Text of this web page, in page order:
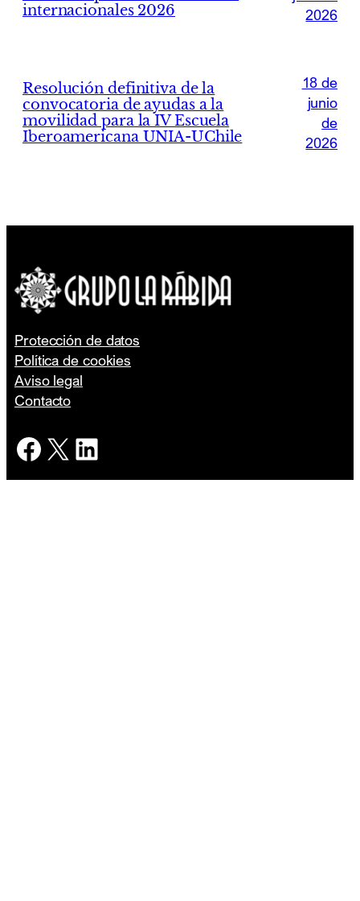
internacionales 2026
2026
Resolución definitiva de la
convocatoria de ayudas a la
movilidad para la IV Escuela
Iberoamericana UNIA-UChile
18 de
junio
de
2026
Protección de datos
Política de cookies
Aviso legal
Contacto
Facebook
X LinkedIn